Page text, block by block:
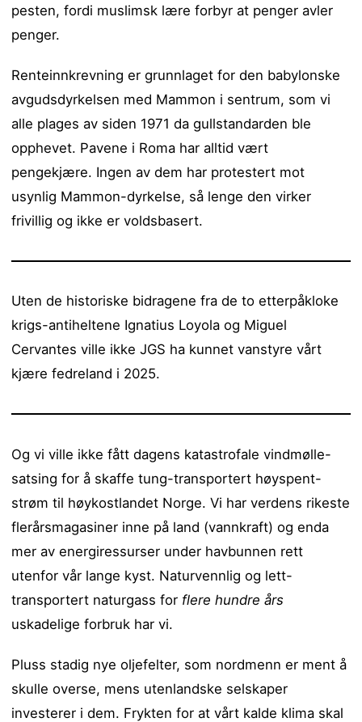
pesten, fordi muslimsk lære forbyr at penger avler
penger.
Renteinnkrevning er grunnlaget for den babylonske
avgudsdyrkelsen med Mammon i sentrum, som vi
alle plages av siden 1971 da gullstandarden ble
opphevet. Pavene i Roma har alltid vært
pengekjære. Ingen av dem har protestert mot
usynlig Mammon-dyrkelse, så lenge den virker
frivillig og ikke er voldsbasert.
Uten de historiske bidragene fra de to etterpåkloke
krigs-antiheltene Ignatius Loyola og Miguel
Cervantes ville ikke JGS ha kunnet vanstyre vårt
kjære fedreland i 2025.
Og vi ville ikke fått dagens katastrofale vindmølle-
satsing for å skaffe tung-transportert høyspent-
strøm til høykostlandet Norge. Vi har verdens rikeste
flerårsmagasiner inne på land (vannkraft) og enda
mer av energiressurser under havbunnen rett
utenfor vår lange kyst. Naturvennlig og lett-
transportert naturgass for flere hundre års
uskadelige forbruk har vi.
Pluss stadig nye oljefelter, som nordmenn er ment å
skulle overse, mens utenlandske selskaper
investerer i dem. Frykten for at vårt kalde klima skal